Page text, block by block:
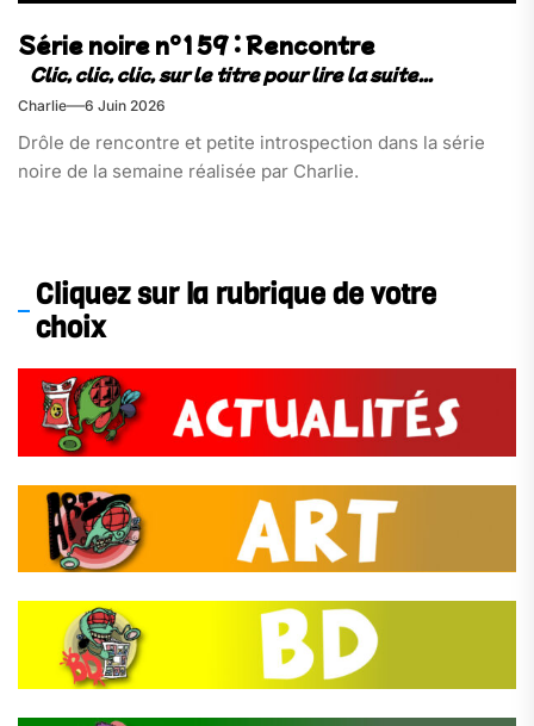
Série noire n°159 : Rencontre
Charlie 6 Juin 2026
Drôle de rencontre et petite introspection dans la série
noire de la semaine réalisée par Charlie.
Cliquez sur la rubrique de votre
choix